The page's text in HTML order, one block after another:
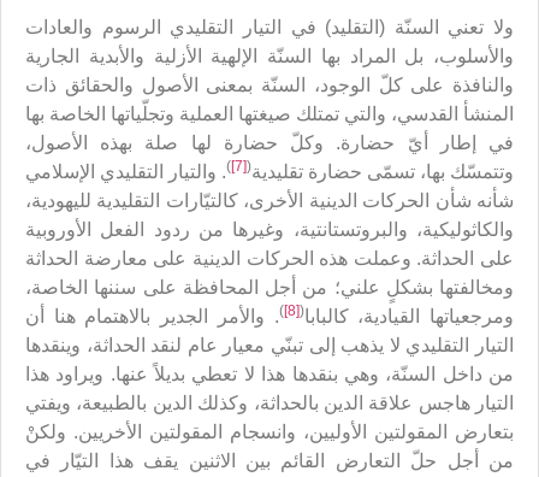
ولا تعني السنّة (التقليد) في التيار التقليدي الرسوم والعادات
والأسلوب، بل المراد بها السنّة الإلهية الأزلية والأبدية الجارية
والنافذة على كلّ الوجود، السنّة بمعنى الأصول والحقائق ذات
المنشأ القدسي، والتي تمتلك صيغتها العملية وتجلّياتها الخاصة بها
في إطار أيّ حضارة. وكلّ حضارة لها صلة بهذه الأصول،
وتتمسّك بها، تسمّى حضارة تقليدية(
[7]
). والتيار التقليدي الإسلامي
شأنه شأن الحركات الدينية الأخرى، كالتيّارات التقليدية لليهودية،
والكاثوليكية، والبروتستانتية، وغيرها من ردود الفعل الأوروبية
على الحداثة. وعملت هذه الحركات الدينية على معارضة الحداثة
ومخالفتها بشكلٍ علني؛ من أجل المحافظة على سننها الخاصة،
ومرجعياتها القيادية، كالبابا(
[8]
). والأمر الجدير بالاهتمام هنا أن
التيار التقليدي لا يذهب إلى تبنّي معيار عام لنقد الحداثة، وينقدها
من داخل السنّة، وهي بنقدها هذا لا تعطي بديلاً عنها. ويراود هذا
التيار هاجس علاقة الدين بالحداثة، وكذلك الدين بالطبيعة، ويفتي
بتعارض المقولتين الأوليين، وانسجام المقولتين الأخريين. ولكنْ
من أجل حلّ التعارض القائم بين الاثنين يقف هذا التيّار في